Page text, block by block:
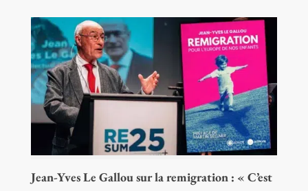
Jean-Yves Le Gallou sur la remigration : « C’est